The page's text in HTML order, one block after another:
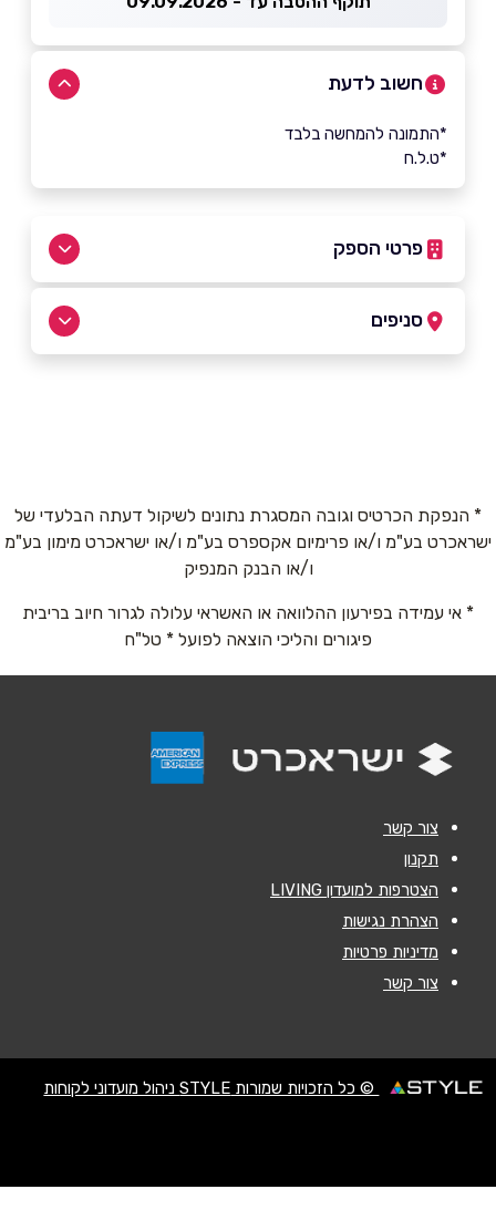
חשוב לדעת
*התמונה להמחשה בלבד
*ט.ל.ח
פרטי הספק
אנא חזרו אלי בקשר ל...
שליחה
סניפים
* הנפקת הכרטיס וגובה המסגרת נתונים לשיקול דעתה הבלעדי של
ישראכרט בע"מ ו/או פרימיום אקספרס בע"מ ו/או ישראכרט מימון בע"מ
ו/או הבנק המנפיק
* אי עמידה בפירעון ההלוואה או האשראי עלולה לגרור חיוב בריבית
פיגורים והליכי הוצאה לפועל * טל"ח
צור קשר
תקנון
הצטרפות למועדון LIVING
הצהרת נגישות
מדיניות פרטיות
צור קשר
© כל הזכויות שמורות STYLE ניהול מועדוני לקוחות